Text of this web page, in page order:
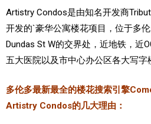
加拿大的历史文化
加拿大社会保险系统
定居安大略省
加拿大的福利制度
Artistry Condos是由知名开发商
开发的`豪华公寓楼花项目，位于多
Dundas St W的交界处，近地铁，近
五大医院以及市中心办公区各大写字
多伦多最新最全的楼花搜索引擎
Artistry Condos的几大理由：